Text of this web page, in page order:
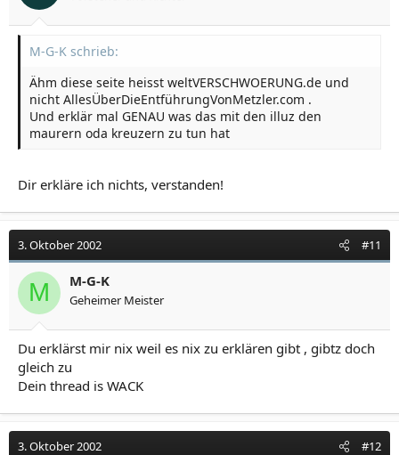
M-G-K schrieb:
Ähm diese seite heisst weltVERSCHWOERUNG.de und
nicht AllesÜberDieEntführungVonMetzler.com .
Und erklär mal GENAU was das mit den illuz den
maurern oda kreuzern zu tun hat
Dir erkläre ich nichts, verstanden!
3. Oktober 2002 #11
M M-G-K
Geheimer Meister
Du erklärst mir nix weil es nix zu erklären gibt , gibtz doch
gleich zu
Dein thread is WACK
3. Oktober 2002 #12